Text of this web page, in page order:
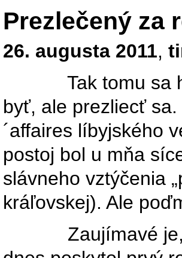
Prezlečený za
26. augusta 2011,
Tak tomu sa
byť, ale prezliecť
´affaires líbyjského
postoj bol u mňa
slávneho vztýčenia
kráľovskej). Ale
Zaujímavé je, že